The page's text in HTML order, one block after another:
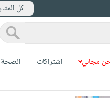
كل
مجاني اشتراكات